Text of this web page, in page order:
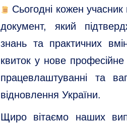
Сьогодні кожен
документ, який
знань та практичних
квиток у нове
працевлаштуванні та
відновлення України.
Щиро вітаємо наших